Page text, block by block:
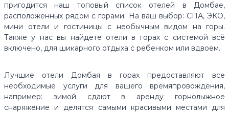
пригодится наш топовый список отелей в Домбае,
расположенных рядом с горами. На ваш выбор: СПА, ЭКО,
мини отели и гостиницы с необычным видом на горы.
Также у нас вы найдете отели в горах с системой всё
включено, для шикарного отдыха с ребенком или вдвоем.
Лучшие отели Домбая в горах предоставляют все
необходимые услуги для вашего времяпровождения,
например: зимой сдают в аренду горнолыжное
снаряжение и делятся самыми красивыми местами для